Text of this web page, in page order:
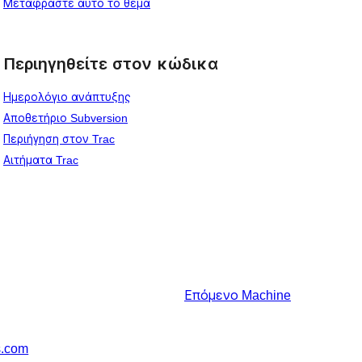
Μεταφράστε αυτό το θέμα
Περιηγηθείτε στον κώδικα
Ημερολόγιο ανάπτυξης
Αποθετήριο Subversion
Περιήγηση στον Trac
Αιτήματα Trac
Επόμενο Machine